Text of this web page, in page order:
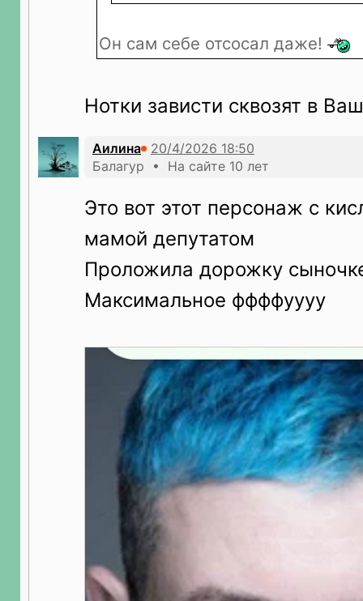
Он сам себе отсосал даже!
Нотки зависти сквозят в
Аилина
Балагур • На сайте 10 лет
Это вот этот персонаж с
мамой депутатом
Проложила дорожку
Максимальное ффффуууу